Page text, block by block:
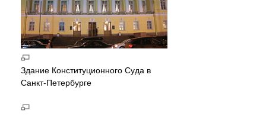
Здание Конституционного Суда в
Санкт-Петербурге